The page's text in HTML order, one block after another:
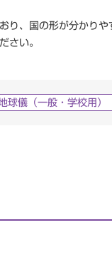
り、国の形が分かり
さい。
球儀（一般・学校用）